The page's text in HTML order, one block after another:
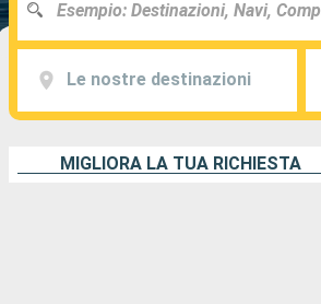
Le nostre destinazioni
MIGLIORA LA TUA RICHIESTA